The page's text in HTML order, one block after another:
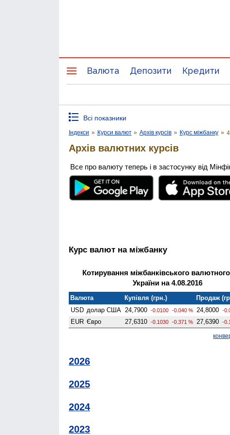
Валюта Депозити Кредити
Всі показники
Індекси » Курси валют » Архів курсів » Курс міжбанку »
Архів валютних курсів
Все про валюту теперь і в застосунку від
Курс валют на міжбанку
Котирування міжбанківського
України на 4.08.2016
Валюта Купівля (грн.)
Продаж
USD долар США 24,7900 -0.0100 -0.040 % 24,8000 -
EUR Євро 27,6310 -0.1030 -0.371 % 27,6390 -
2026
2025
2024
2023